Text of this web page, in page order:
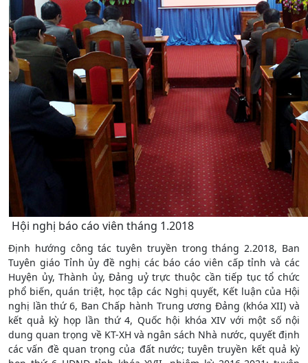
Hội nghị báo cáo viên tháng 1.2018
Định hướng công tác tuyên truyền trong tháng 2.2018, Ban
Tuyên giáo Tỉnh ủy đề nghị các báo cáo viên cấp tỉnh và các
Huyện ủy, Thành ủy, Đảng uỷ trực thuộc cần tiếp tục tổ chức
phổ biến, quán triệt, học tập các Nghị quyết, Kết luận của Hội
nghị lần thứ 6, Ban Chấp hành Trung ương Đảng (khóa XII) và
kết quả kỳ họp lần thứ 4, Quốc hội khóa XIV với một số nội
dung quan trọng về KT-XH và ngân sách Nhà nước, quyết định
các vấn đề quan trọng của đất nước; tuyên truyền kết quả kỳ